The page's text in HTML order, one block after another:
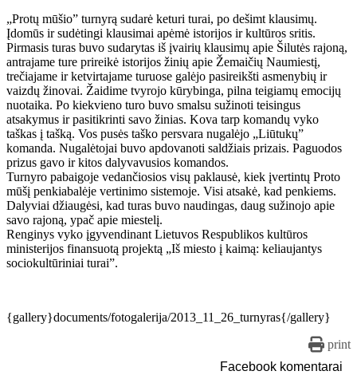
„Protų mūšio” turnyrą sudarė keturi turai, po dešimt klausimų.
Įdomūs ir sudėtingi klausimai apėmė istorijos ir kultūros sritis.
Pirmasis turas buvo sudarytas iš įvairių klausimų apie Šilutės rajoną,
antrajame ture prireikė istorijos žinių apie Žemaičių Naumiestį,
trečiajame ir ketvirtajame turuose galėjo pasireikšti asmenybių ir
vaizdų žinovai. Žaidime tvyrojo kūrybinga, pilna teigiamų emocijų
nuotaika. Po kiekvieno turo buvo smalsu sužinoti teisingus
atsakymus ir pasitikrinti savo žinias. Kova tarp komandų vyko
taškas į tašką. Vos pusės taško persvara nugalėjo „Liūtukų”
komanda. Nugalėtojai buvo apdovanoti saldžiais prizais. Paguodos
prizus gavo ir kitos dalyvavusios komandos.
Turnyro pabaigoje vedančiosios visų paklausė, kiek įvertintų Proto
mūšį penkiabalėje vertinimo sistemoje. Visi atsakė, kad penkiems.
Dalyviai džiaugėsi, kad turas buvo naudingas, daug sužinojo apie
savo rajoną, ypač apie miestelį.
Renginys vyko įgyvendinant Lietuvos Respublikos kultūros
ministerijos finansuotą projektą „Iš miesto į kaimą: keliaujantys
sociokultūriniai turai”.
{gallery}documents/fotogalerija/2013_11_26_turnyras{/gallery}
print
Facebook komentarai